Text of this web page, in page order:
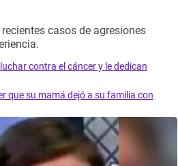
casos de agresiones
contra el cáncer y le dedican
que su mamá dejó a su familia con